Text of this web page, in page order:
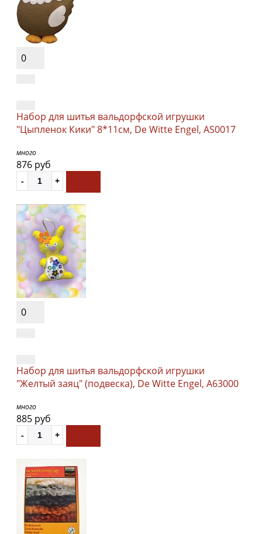
0
Набор для шитья вальдорфской игрушки
"Цыпленок Кики" 8*11см, De Witte Engel, AS0017
много
876 руб
0
Набор для шитья вальдорфской игрушки
"Желтый заяц" (подвеска), De Witte Engel, A63000
много
885 руб